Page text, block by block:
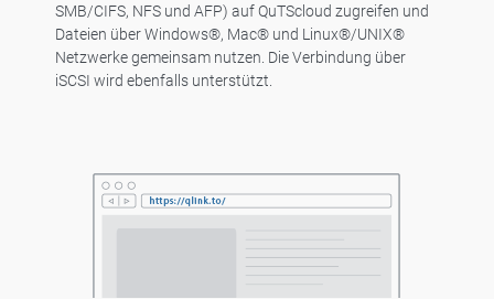
SMB/CIFS, NFS und AFP) auf QuTScloud zugreifen und
Dateien über Windows®, Mac® und Linux®/UNIX®
Netzwerke gemeinsam nutzen. Die Verbindung über
iSCSI wird ebenfalls unterstützt.